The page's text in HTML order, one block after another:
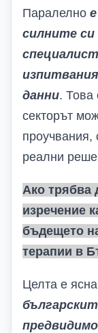
Паралелно
силните си
данни. Това
секторът
проучвания,
реални
Ако трябва
изречение
бъдещето
терапии в
Целта е